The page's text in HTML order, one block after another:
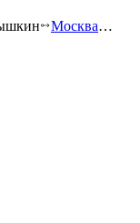
Москва…